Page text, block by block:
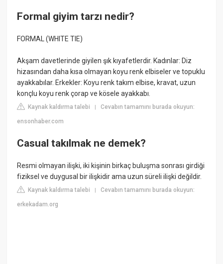
Formal giyim tarzı nedir?
FORMAL (WHITE TIE)
Akşam davetlerinde giyilen şık kıyafetlerdir. Kadınlar: Diz
hizasından daha kısa olmayan koyu renk elbiseler ve topuklu
ayakkabılar. Erkekler: Koyu renk takım elbise, kravat, uzun
konçlu koyu renk çorap ve kösele ayakkabı.
Kaynak kaldırma talebi |Cevabın tamamını burada okuyun:
ensonhaber.com
Casual takılmak ne demek?
Resmi olmayan ilişki, iki kişinin birkaç buluşma sonrası girdiği
fiziksel ve duygusal bir ilişkidir ama uzun süreli ilişki değildir.
Kaynak kaldırma talebi |Cevabın tamamını burada okuyun:
erkekadam.org